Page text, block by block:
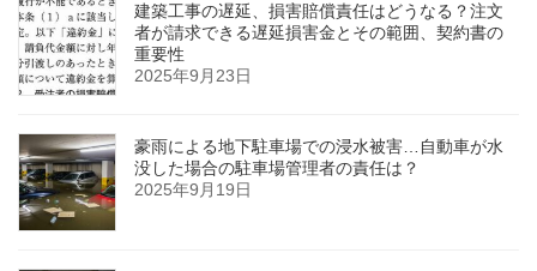
建築工事の遅延、損害賠償責任はどうなる？注文
者が請求できる遅延損害金とその範囲、契約書の
重要性
2025年9月23日
豪雨による地下駐車場での浸水被害…自動車が水
没した場合の駐車場管理者の責任は？
2025年9月19日